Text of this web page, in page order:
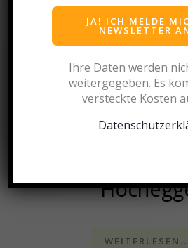
WEITERLESEN...
JA! ICH MELDE
NEWSLETTER
Ihre Daten werden
weitergegeben. Es
versteckte Kosten